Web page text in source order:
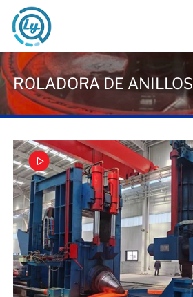
ROLADORA DE ANILLOS